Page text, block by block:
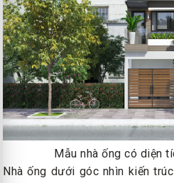
Mẫu nhà ống có diện
Nhà ống dưới góc nhìn kiến